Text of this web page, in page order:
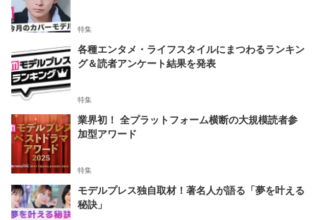
特集
各種エンタメ・ライフスタイルにまつわるランキン
グ＆読者アンケート結果を発表
特集
業界初！ 全プラットフォーム横断の大規模読者参
加型アワード
特集
モデルプレス独自取材！著名人が語る「夢を叶える
秘訣」